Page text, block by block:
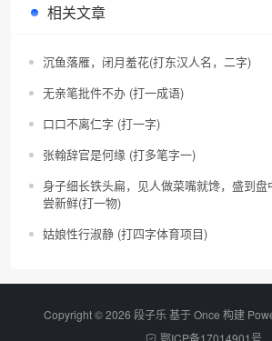
相关文章
沉鱼落雁，闭月羞花(打东汉人名，二字)
无亲笔批件不办 (打一成语)
口口不离仁字 (打一字)
张翰辞官是何缘 (打多笔字一)
身子细长铁头扁，见人做菜嘴就馋，盛到
尝新鲜(打一物)
姑娘性行淑静 (打四字体育项目)
Copyright © 2026 段子乐 基于 Once 构建
鄂ICP备17014901号